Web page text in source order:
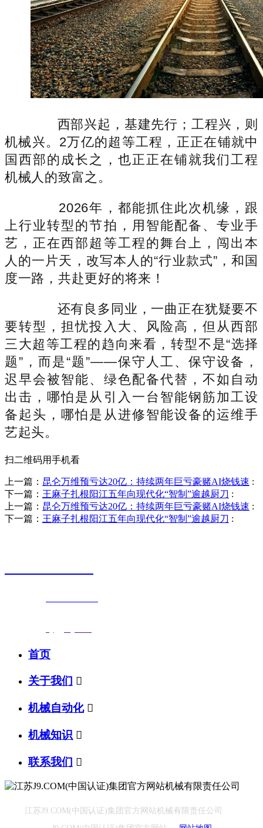
西部兴起，基建先行；工程兴，则
机械兴。2万亿的超等工程，正正在铺就中
国西部的成长之，也正正在铺就我们工程
机械人的致富之。
2026年，都能抓住此次机缘，跟
上行业转型的节拍，用智能配备、专业手
艺，正在西部超等工程的舞台上，闯出本
人的一片天，改写本人的“行业款式”，和国
度一路，共赴更好的将来！
还有良多同业，一曲正在犹疑要不
要转型，担忧投入大、风险高，但从西部
三大超等工程的趋向来看，转型不是“选择
题”，而是“题”——保守人工、保守设备，
迟早会被智能、绿色配备代替，不如自动
出击，哪怕是从引入一台智能钢筋加工设
备起头，哪怕是从进修智能设备的运维手
艺起头。
扫二维码用手机看
上一篇： 昆仑万维预亏达20亿：持续两年巨亏豪赌AI烧钱速 :
下一篇： 王麻子扎根阳江五年向现代化“智制”逾越厨刀 :
上一篇： 昆仑万维预亏达20亿：持续两年巨亏豪赌AI烧钱速 :
下一篇： 王麻子扎根阳江五年向现代化“智制”逾越厨刀 :
首页
关于我们 
机械自动化 
机械知识 
联系我们 
江苏J9.COM(中国认证)集团官方网站机械有限责任公司